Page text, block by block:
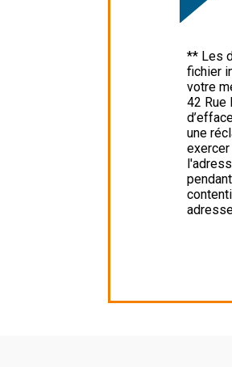
** Les
fichier
votre
42 Rue
une